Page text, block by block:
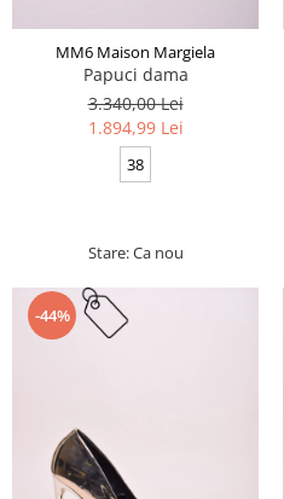
MM6 Maison Margiela
Papuci dama
3.340,00 Lei
1.894,99 Lei
38
Stare: Ca nou
-44%